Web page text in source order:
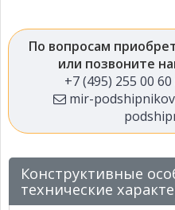
По вопросам
или позвоните
+7 (495) 255 00
mir-
Конструктивные
технические